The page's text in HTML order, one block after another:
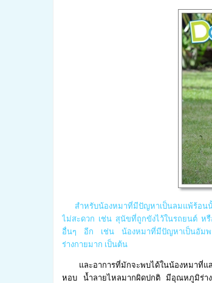
สำหรับน้องหมาที่มีปัญหาเป็นลมแพ้ร้อน
ไม่สะดวก เช่น สุนัขที่ถูกขังไว้ในรถยนต์ ห
อื่นๆ อีก เช่น น้องหมาที่มีปัญหาเป็นอัมพา
ร่างกายมาก เป็นต้น
และอาการที่มักจะพบได้ในน้องหมาที่แส
หอบ น้ำลายไหลมากผิดปกติ มีอุณหภูมิร่าง